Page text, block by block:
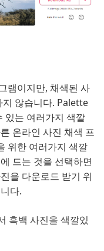
램이지만, 채색된 사
지 않습니다. Palette
있는 여러가지 색깔
온라인 사진 채색 프
위한 여러가지 색깔
드는 것을 선택하면
을 다운로드 받기 위
다.
흑백 사진을 색깔있